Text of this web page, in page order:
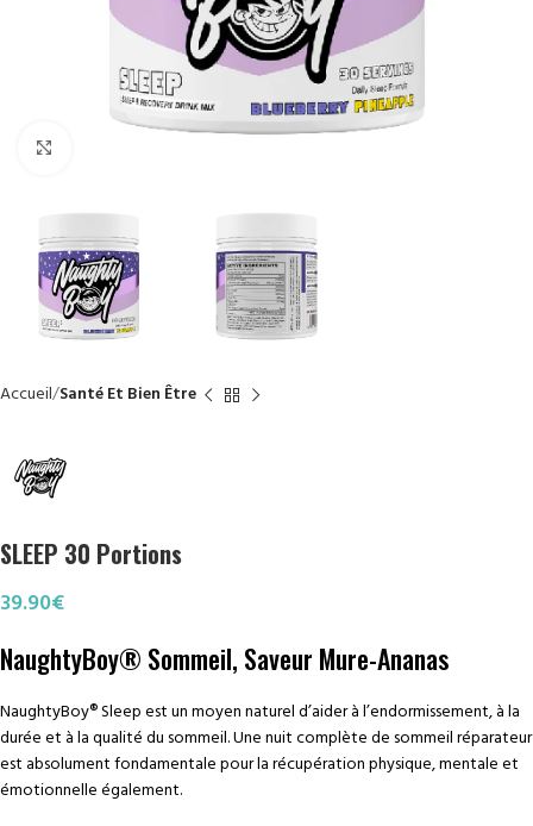
Accueil Santé Et Bien Être
SLEEP 30 Portions
39.90€
NaughtyBoy® Sommeil, Saveur Mure-Ananas
NaughtyBoy® Sleep est un moyen naturel d’aider à l’endormissement, à la
durée et à la qualité du sommeil. Une nuit complète de sommeil réparateur
est absolument fondamentale pour la récupération physique, mentale et
émotionnelle également.